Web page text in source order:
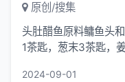
原创/搜集
头肚醋鱼原料鳙鱼头
1茶匙，葱末3茶匙，
2024-09-01